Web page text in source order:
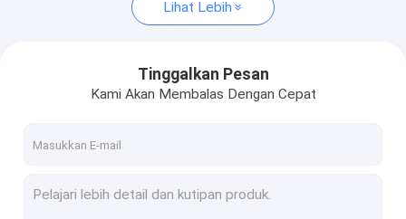
Pernis Fluorida Gigi
Fluoride Perawatan Untuk Anak-anak
Pernis Fluorida Anak
Lihat Lebih
Tinggalkan Pesan
Kami Akan Membalas Dengan Cepat